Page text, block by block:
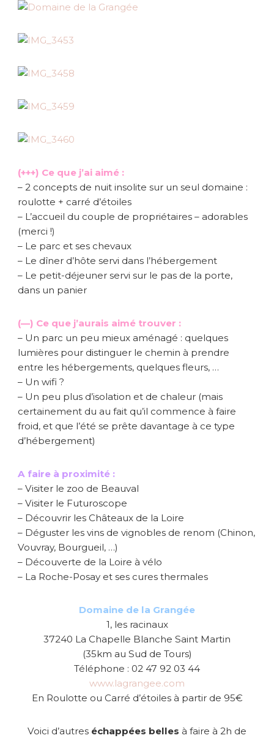
(+++) Ce que j’ai aimé :
– 2 concepts de nuit insolite sur un seul domaine :
roulotte + carré d’étoiles
– L’accueil du couple de propriétaires – adorables
(merci !)
– Le parc et ses chevaux
– Le dîner d’hôte servi dans l’hébergement
– Le petit-déjeuner servi sur le pas de la porte,
dans un panier
(—) Ce que j’aurais aimé trouver :
– Un parc un peu mieux aménagé : quelques
lumières pour distinguer le chemin à prendre
entre les hébergements, quelques fleurs, …
– Un wifi ?
– Un peu plus d’isolation et de chaleur (mais
certainement du au fait qu’il commence à faire
froid, et que l’été se prête davantage à ce type
d’hébergement)
A faire à proximité :
– Visiter le zoo de Beauval
– Visiter le Futuroscope
– Découvrir les Châteaux de la Loire
– Déguster les vins de vignobles de renom (Chinon,
Vouvray, Bourgueil, …)
– Découverte de la Loire à vélo
– La Roche-Posay et ses cures thermales
Domaine de la Grangée
1, les racinaux
37240 La Chapelle Blanche Saint Martin
(35km au Sud de Tours)
Téléphone : 02 47 92 03 44
www.lagrangee.com
En Roulotte ou Carré d’étoiles à partir de 95€
Voici d’autres échappées belles à faire à 2h de